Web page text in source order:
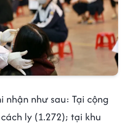
nhận như sau: Tại cộng
ly (1.272); tại khu